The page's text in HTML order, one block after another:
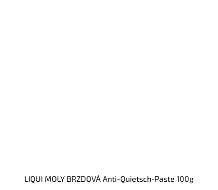
LIQUI MOLY BRZDOVÁ Anti-Quietsch-Paste 100g